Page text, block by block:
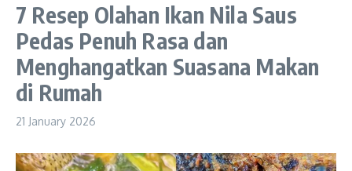
7 Resep Olahan Ikan Nila Saus
Pedas Penuh Rasa dan
Menghangatkan Suasana Makan
di Rumah
21 January 2026